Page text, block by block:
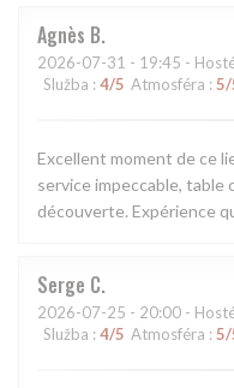
Agnès B
2026-07-31 - 19:45 -
Služba : 4/5 Atmosféra : 5/
Excellent moment de ce
service impeccable, table
découverte. Expérience
Serge C
2026-07-25 - 20:00 -
Služba : 4/5 Atmosféra : 5/